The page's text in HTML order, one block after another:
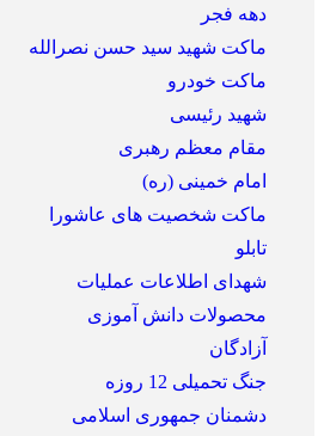
دهه فجر
ماکت شهید سید حسن نصرالله
ماکت خودرو
شهید رئیسی
مقام معظم رهبری
امام خمینی (ره)
ماکت شخصیت های عاشورا
تابلو
شهدای اطلاعات عملیات
محصولات دانش آموزی
آزادگان
جنگ تحمیلی 12 روزه
دشمنان جمهوری اسلامی